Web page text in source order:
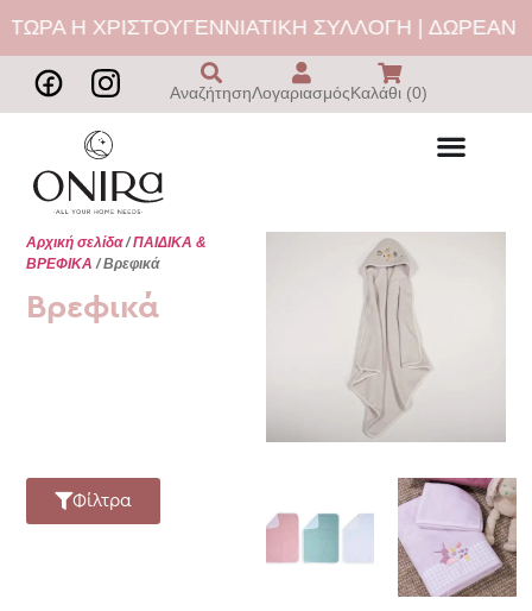
Η ΧΡΙΣΤΟΥΓΕΝΝΙΑΤΙΚΗ ΣΥΛΛΟΓΗ | ΔΩΡΕΑΝ
ΑναζήτησηΛογαριασμόςΚαλάθι (0)
Αρχική σελίδα/ΠΑΙΔΙΚΑ &
ΒΡΕΦΙΚΑ / Βρεφικά
Βρεφικά
Φίλτρα